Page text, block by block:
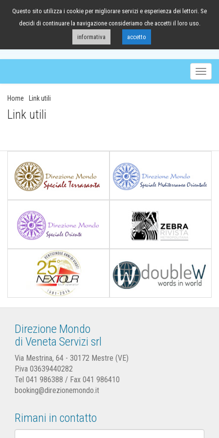
041/98.63.88
Home Link utili
Link utili
Direzione Mondo
di Veneta Servizi srl
Via Mestrina, 64 - 30172 Mestre (VE)
P.iva 03639440282
Tel 041 986388 / Fax 041 986410
booking@direzionemondo.it
Rimani in contatto
Questo sito utilizza i cookie per migliorare servizi e esperienza dei lettori. Se
decidi di continuare la navigazione consideriamo che accetti il loro uso.
informativa
accetto